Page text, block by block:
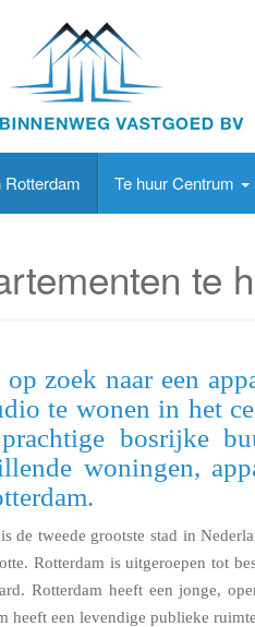
Rotterdam Te huur Centrum
te
zoek naar een
te wonen in het
bosrijke
woningen,
de tweede grootste stad in
Rotterdam is uitgeroepen tot
Rotterdam heeft een jonge,
heeft een levendige publieke